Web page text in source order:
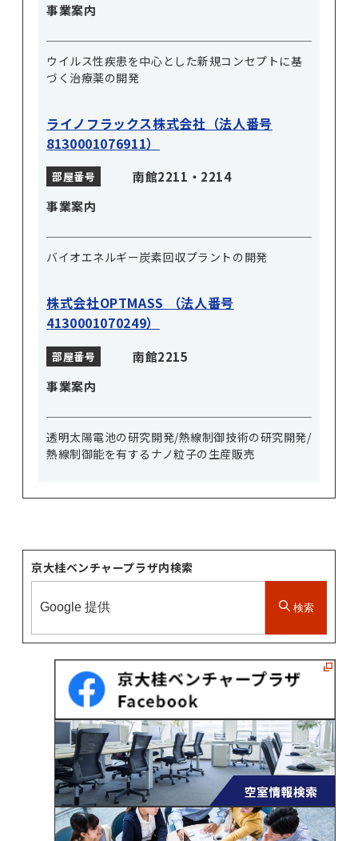
事業案内
ウイルス性疾患を中心とした新規コンセプトに基
づく治療薬の開発
ライノフラックス株式会社（法人番号
8130001076911）
部屋番号
南館2211・2214
事業案内
バイオエネルギー炭素回収プラントの開発
株式会社OPTMASS （法人番号
4130001070249）
部屋番号
南館2215
事業案内
透明太陽電池の研究開発/熱線制御技術の研究開発/
熱線制御能を有するナノ粒子の生産販売
京大桂ベンチャープラザ内検索
検索